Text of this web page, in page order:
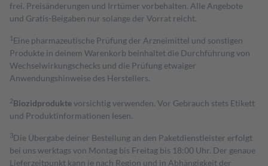
frei. Preisänderungen und Irrtümer vorbehalten. Alle Angebote
und Gratis-Beigaben nur solange der Vorrat reicht.
1 Eine pharmazeutische Prüfung der Arzneimittel und sonstigen
Produkte in deinem Warenkorb beinhaltet die Durchführung von
Wechselwirkungschecks und die Prüfung etwaiger
Anwendungshinweise des Herstellers.
2Biozidproduktevorsichtig verwenden. Vor Gebrauch stets Etikett
und Produktinformationen lesen.
3Die Übergabe deiner Bestellung an den Paketdienstleister erfolgt
bei uns werktags von Montag bis Freitag bis 18:00 Uhr. Der genaue
Lieferzeitpunkt kann je nach Region und in Abhängigkeit der